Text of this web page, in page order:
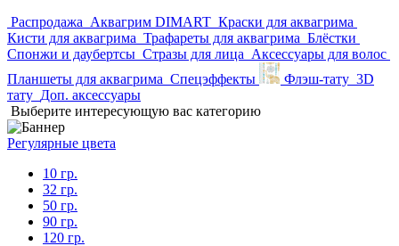
Распродажа Аквагрим DIMART Краски для аквагрима
Кисти для аквагрима Трафареты для аквагрима Блёстки
Спонжи и даубертсы Стразы для лица Аксессуары для волос
Планшеты для аквагрима Спецэффекты Флэш-тату 3D
тату Доп. аксессуары
Выберите интересующую вас категорию
Регулярные цвета
10 гр.
32 гр.
50 гр.
90 гр.
120 гр.